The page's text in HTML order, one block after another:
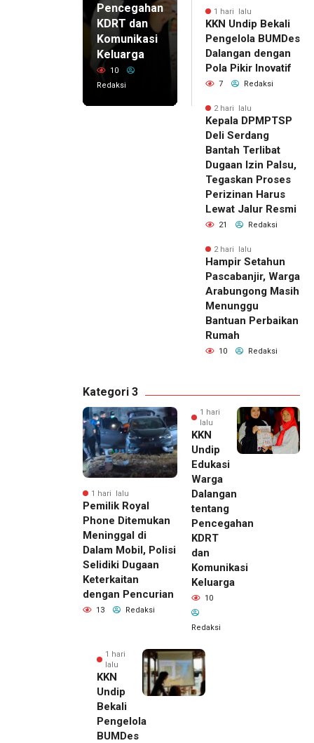
Pencegahan
KDRT dan
Komunikasi
Keluarga
10
Redaksi
1 hari lalu
KKN Undip Bekali
Pengelola BUMDes
Dalangan dengan
Pola Pikir Inovatif
7 Redaksi
2 hari lalu
Kepala DPMPTSP
Deli Serdang
Bantah Terlibat
Dugaan Izin Palsu,
Tegaskan Proses
Perizinan Harus
Lewat Jalur Resmi
21 Redaksi
2 hari lalu
Hampir Setahun
Pascabanjir, Warga
Arabungong Masih
Menunggu
Bantuan Perbaikan
Rumah
10 Redaksi
Kategori 3
1 hari lalu
Pemilik Royal
Phone Ditemukan
Meninggal di
Dalam Mobil, Polisi
Selidiki Dugaan
Keterkaitan
dengan Pencurian
13 Redaksi
1 hari
lalu
KKN
Undip
Edukasi
Warga
Dalangan
tentang
Pencegahan
KDRT
dan
Komunikasi
Keluarga
10
Redaksi
1 hari
lalu
KKN
Undip
Bekali
Pengelola
BUMDes